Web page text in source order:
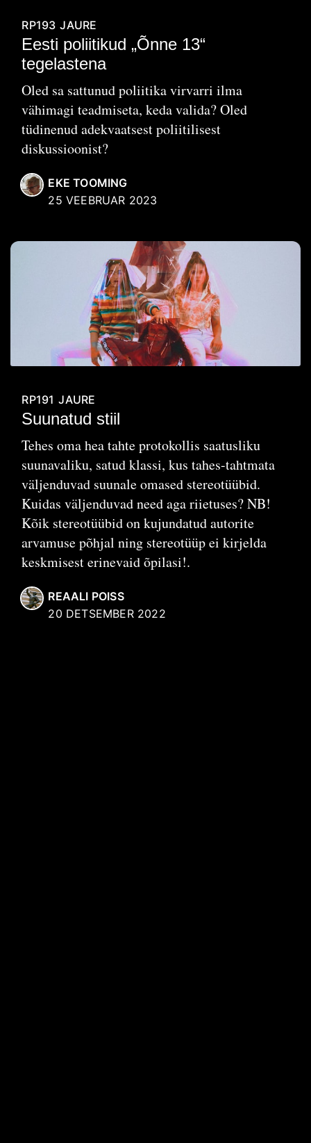
RP193 JAURE
Eesti poliitikud „Õnne 13“
tegelastena
Oled sa sattunud poliitika virvarri ilma
vähimagi teadmiseta, keda valida? Oled
tüdinenud adekvaatsest poliitilisest
diskussioonist?
EKE TOOMING
25 VEEBRUAR 2023
RP191 JAURE
Suunatud stiil
Tehes oma hea tahte protokollis saatusliku
suunavaliku, satud klassi, kus tahes-tahtmata
väljenduvad suunale omased stereotüübid.
Kuidas väljenduvad need aga riietuses? NB!
Kõik stereotüübid on kujundatud autorite
arvamuse põhjal ning stereotüüp ei kirjelda
keskmisest erinevaid õpilasi!.
REAALI POISS
20 DETSEMBER 2022